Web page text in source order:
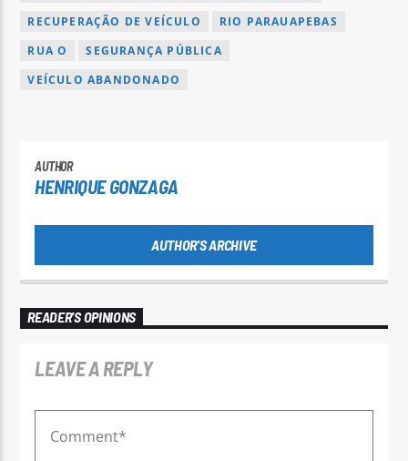
RECUPERAÇÃO DE VEÍCULO
RIO PARAUAPEBAS
RUA O
SEGURANÇA PÚBLICA
VEÍCULO ABANDONADO
AUTHOR
HENRIQUE GONZAGA
AUTHOR'S ARCHIVE
READER'S OPINIONS
LEAVE A REPLY